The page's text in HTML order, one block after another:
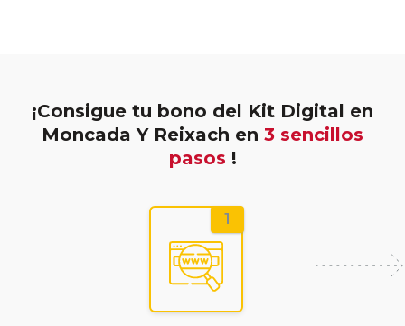
¡Consigue tu bono del Kit Digital en
Moncada Y Reixach en 3 sencillos
pasos !
1